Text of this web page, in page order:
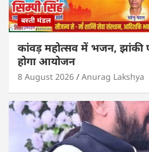
बस्ती मंडल
कांवड़ महोत्सव में भजन, झांकी
होगा आयोजन
8 August 2026 Anurag Lakshya